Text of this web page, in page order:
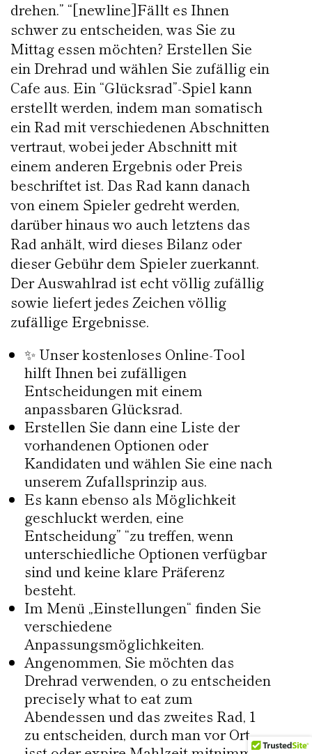
drehen.” “[newline]Fällt es Ihnen
schwer zu entscheiden, was Sie zu
Mittag essen möchten? Erstellen Sie
ein Drehrad und wählen Sie zufällig ein
Cafe aus. Ein “Glücksrad”-Spiel kann
erstellt werden, indem man somatisch
ein Rad mit verschiedenen Abschnitten
vertraut, wobei jeder Abschnitt mit
einem anderen Ergebnis oder Preis
beschriftet ist. Das Rad kann danach
von einem Spieler gedreht werden,
darüber hinaus wo auch letztens das
Rad anhält, wird dieses Bilanz oder
dieser Gebühr dem Spieler zuerkannt.
Der Auswahlrad ist echt völlig zufällig
sowie liefert jedes Zeichen völlig
zufällige Ergebnisse.
✨ Unser kostenloses Online-Tool
hilft Ihnen bei zufälligen
Entscheidungen mit einem
anpassbaren Glücksrad.
Erstellen Sie dann eine Liste der
vorhandenen Optionen oder
Kandidaten und wählen Sie eine nach
unserem Zufallsprinzip aus.
Es kann ebenso als Möglichkeit
geschluckt werden, eine
Entscheidung” “zu treffen, wenn
unterschiedliche Optionen verfügbar
sind und keine klare Präferenz
besteht.
Im Menü „Einstellungen“ finden Sie
verschiedene
Anpassungsmöglichkeiten.
Angenommen, Sie möchten das
Drehrad verwenden, o zu entscheiden
precisely what to eat zum
Abendessen und das zweites Rad, 1
zu entscheiden, durch man vor Ort